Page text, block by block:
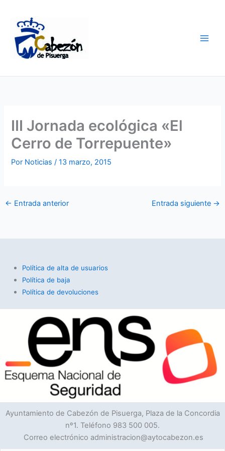
contenido
III Jornada ecológica «El
Cerro de Torrepuente»
Por Noticias/13 marzo, 2015
← Entrada anterior Entrada siguiente →
Política de alta de usuarios
Política de baja
Política de devoluciones
Ayuntamiento de Cabezón de Pisuerga, Plaza de la Concordia
nº1. Teléfono 983 500 005.
Correo electrónico administracion@aytocabezon.es